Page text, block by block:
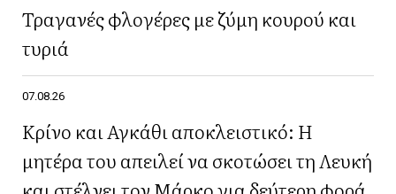
Τραγανές φλογέρες με ζύμη κουρού και
τυριά
07.08.26
Κρίνο και Αγκάθι αποκλειστικό: Η
μητέρα του απειλεί να σκοτώσει τη Λευκή